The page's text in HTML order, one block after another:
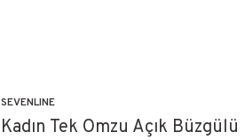
SEVENLINE
Kadın Tek Omzu Açık